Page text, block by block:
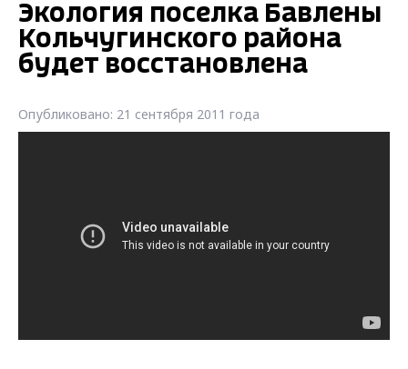
Экология поселка Бавлены
Кольчугинского района
будет восстановлена
Опубликовано: 21 сентября 2011 года